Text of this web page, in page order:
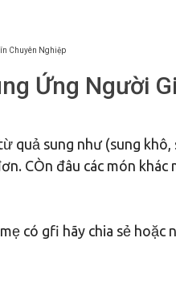
Chuyên Nghiệp
Ứng Người
quả sung như (sung khô,
CÒn đâu các món khác
có gfi hãy chia sẻ hoặc